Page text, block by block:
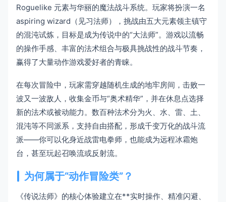
Roguelike 元素与华丽的魔法战斗系统。玩家将扮演一名
aspiring wizard（见习法师），挑战由五大元素领主镇守
的混沌试炼，目标是成为传说中的“大法师”。游戏以流畅
的操作手感、丰富的法术组合与极具挑战性的战斗节奏，
赢得了大量动作游戏爱好者的青睐。
在每次冒险中，玩家需穿越随机生成的地牢房间，击败一
波又一波敌人，收集金币与“奥术精华”，并在休息点选择
新的法术或被动能力。数百种法术分为火、水、雷、土、
混沌等不同派系，支持自由搭配，形成千变万化的战斗流
派——你可以化身近战雷电拳师，也能成为远程冰霜炮
台，甚至玩起召唤流或反射流。
为何属于“动作冒险类”？
《传说法师》的核心体验建立在**实时操作、精准闪避、